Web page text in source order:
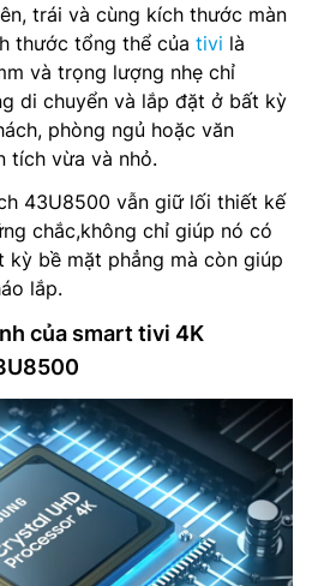
trái và cùng kích thước màn
thước tổng thể của tivi là
và trọng lượng nhẹ chỉ
di chuyển và lắp đặt ở bất kỳ
phòng ngủ hoặc văn
tích vừa và nhỏ.
43U8500 vẫn giữ lối thiết kế
chắc,không chỉ giúp nó có
bề mặt phẳng mà còn giúp
lắp.
của smart tivi 4K